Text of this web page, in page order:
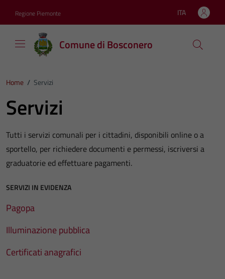
Regione Piemonte Lingua attiva:
ITA
Comune di Bosconero
Home / Servizi
Servizi
Tutti i servizi comunali per i cittadini, disponibili online o a
sportello, per richiedere documenti e permessi, iscriversi a
graduatorie ed effettuare pagamenti.
SERVIZI IN EVIDENZA
Pagopa
Illuminazione pubblica
Certificati anagrafici